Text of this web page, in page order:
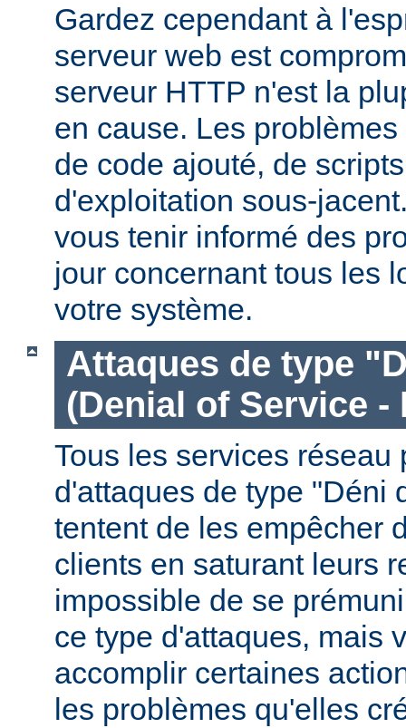
Gardez cependant à
serveur web est
serveur HTTP n'est la
en cause. Les
de code ajouté, de
d'exploitation sous-
vous tenir informé des
jour concernant tous les
votre système.
Attaques de type
(Denial of Service -
Tous les services réseau
d'attaques de type "Déni
tentent de les empêcher
clients en saturant leurs
impossible de se
ce type d'attaques, mais
accomplir certaines
les problèmes qu'elles